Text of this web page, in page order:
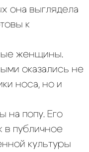
она выглядела
к
женщины.
оказались не
носа, но и
на попу. Его
в публичное
культуры